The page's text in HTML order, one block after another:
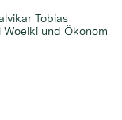
Tobias
Woelki und Ökonom